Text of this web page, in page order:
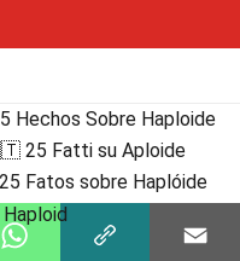
Sobre Haploide
25 Fatti su Aploide
Fatos sobre Haplóide